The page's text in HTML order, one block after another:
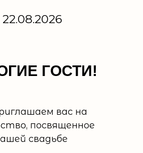
22.08.2026
ГОСТИ!
вас на
посвященное
свадьбе